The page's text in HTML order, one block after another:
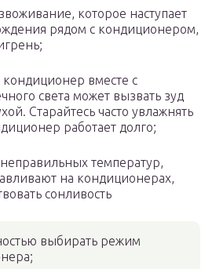
которое наступает
рядом с кондиционером,
вместе с
света может вызвать зуд
Старайтесь часто увлажнять
работает долго;
температур,
на кондиционерах,
сонливость
выбирать режим